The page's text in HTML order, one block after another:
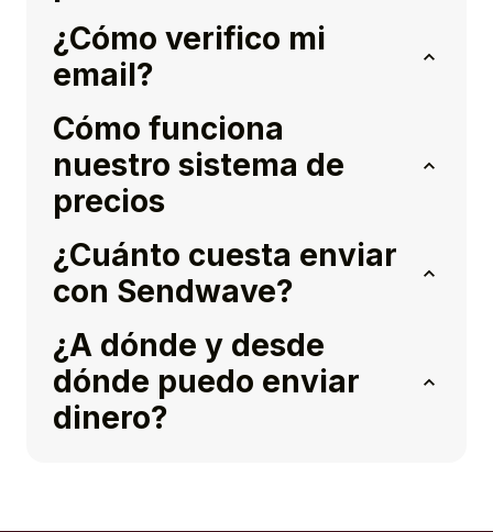
¿Cómo verifico mi
email?
Cómo funciona
nuestro sistema de
precios
¿Cuánto cuesta enviar
con Sendwave?
¿A dónde y desde
dónde puedo enviar
dinero?